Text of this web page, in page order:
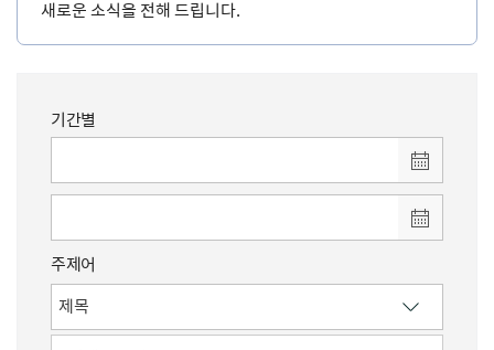
새로운 소식을 전해 드립니다.
기간별
주제어